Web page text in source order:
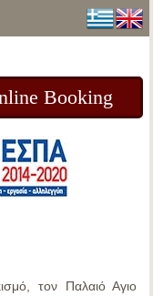
Booking
τον Παλαιό Αγιο